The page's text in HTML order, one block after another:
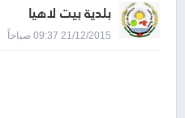
بلدية بيت لاهيا
21/12/2015 09:37 صباحاً